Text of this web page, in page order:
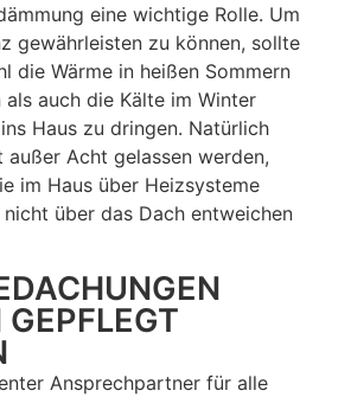
eine wichtige Rolle. Um
gewährleisten zu können, sollte
die Wärme in heißen Sommern
auch die Kälte im Winter
Haus zu dringen. Natürlich
Acht gelassen werden,
im Haus über Heizsysteme
über das Dach entweichen
Ansprechpartner für alle